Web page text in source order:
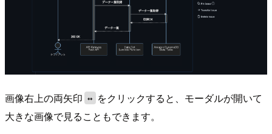
画像右上の両矢印 ↔
をクリックすると、モーダルが開いて
大きな画像で見ることもできます。